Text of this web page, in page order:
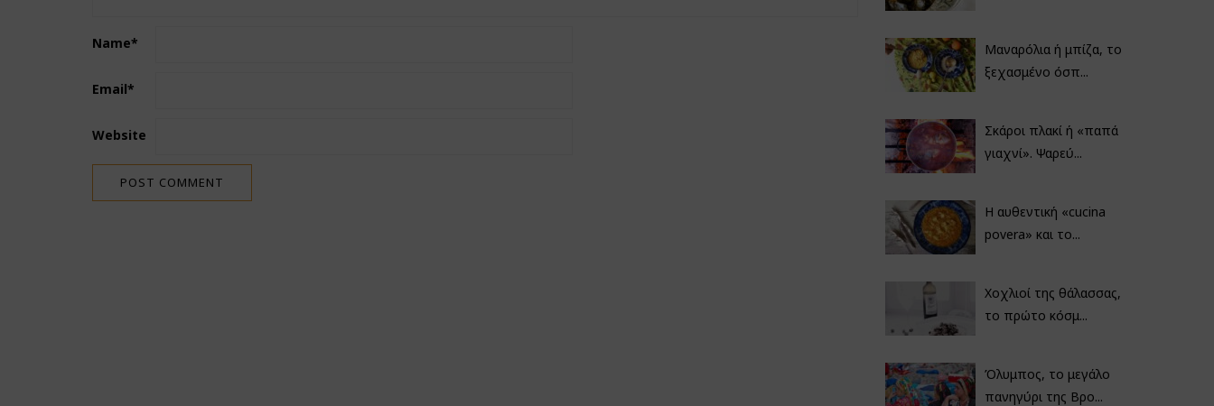
Name*
Email*
Website
Μαναρόλια ή μπίζα, το
ξεχασμένο όσπ...
Σκάροι πλακί ή «παπά
γιαχνί». Ψαρεύ...
Η αυθεντική «cucina
povera» και το...
Χοχλιοί της θάλασσας,
το πρώτο κόσμ...
Όλυμπος, το μεγάλο
πανηγύρι της Βρο...